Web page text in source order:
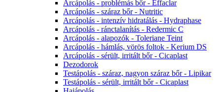
Arcápolás - problémás bőr - Effaclar
Arcápolás - száraz bőr - Nutritic
Arcápolás - intenzív hidratálás - Hydraphase
Arcápolás - ránctalanítás - Redermic C
Arcápolás - alapozók - Toleriane Teint
Arcápolás - hámlás, vörös foltok - Kerium DS
Arcápolás - sérült, irritált bőr - Cicaplast
Dezodorok
Testápolás - száraz, nagyon száraz bőr - Lipikar
Testápolás - sérült, irritált bőr - Cicaplast